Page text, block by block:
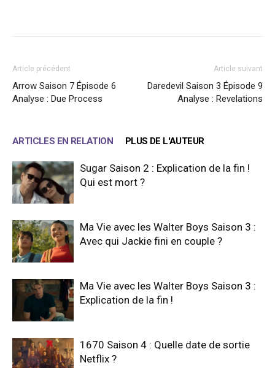
Article précédent
Arrow Saison 7 Épisode 6
Analyse : Due Process
Article suivant
Daredevil Saison 3 Épisode 9
Analyse : Revelations
ARTICLES EN RELATION PLUS DE L'AUTEUR
Sugar Saison 2 : Explication de la fin !
Qui est mort ?
Ma Vie avec les Walter Boys Saison 3 :
Avec qui Jackie fini en couple ?
Ma Vie avec les Walter Boys Saison 3 :
Explication de la fin !
1670 Saison 4 : Quelle date de sortie
Netflix ?